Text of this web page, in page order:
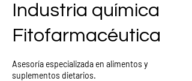
Industria química
Fitofarmacéutica
Asesoría especializada en alimentos y
suplementos dietarios.